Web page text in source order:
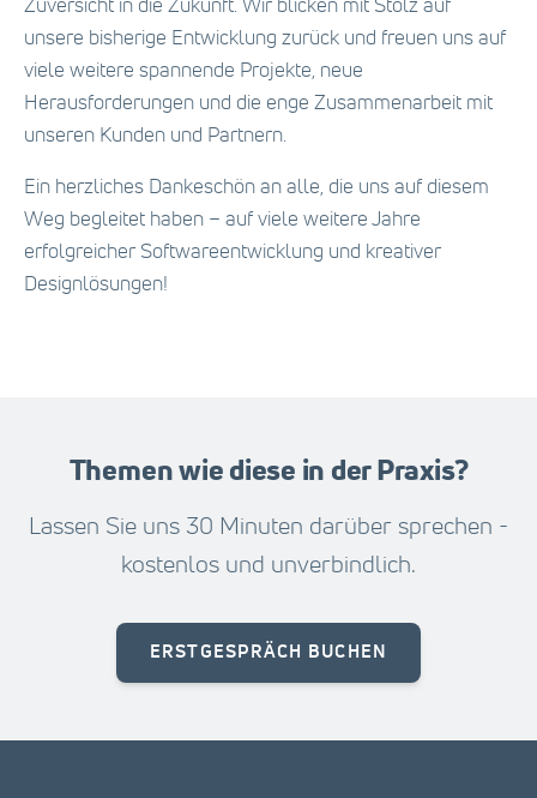
Zuversicht in die Zukunft. Wir blicken mit Stolz auf
unsere bisherige Entwicklung zurück und freuen uns auf
viele weitere spannende Projekte, neue
Herausforderungen und die enge Zusammenarbeit mit
unseren Kunden und Partnern.
Ein herzliches Dankeschön an alle, die uns auf diesem
Weg begleitet haben – auf viele weitere Jahre
erfolgreicher Softwareentwicklung und kreativer
Designlösungen!
Themen wie diese in der Praxis?
Lassen Sie uns 30 Minuten darüber sprechen -
kostenlos und unverbindlich.
ERSTGESPRÄCH BUCHEN